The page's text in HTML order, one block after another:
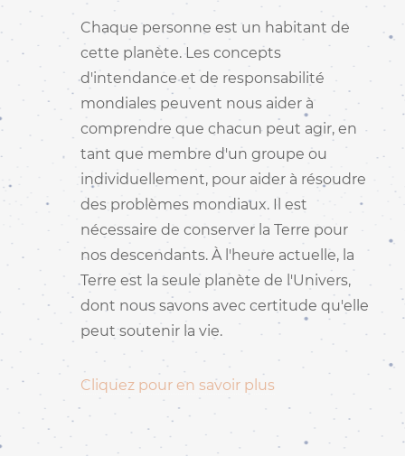
Chaque personne est un habitant de
cette planète. Les concepts
d'intendance et de responsabilité
mondiales peuvent nous aider à
comprendre que chacun peut agir, en
tant que membre d'un groupe ou
individuellement, pour aider à résoudre
des problèmes mondiaux. Il est
nécessaire de conserver la Terre pour
nos descendants. À l'heure actuelle, la
Terre est la seule planète de l'Univers,
dont nous savons avec certitude qu'elle
peut soutenir la vie.
Cliquez pour en savoir plus